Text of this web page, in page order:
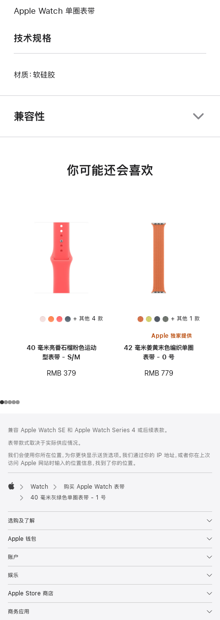
Apple Watch 单圈表带
技术规格
材质：软硅胶
兼容性
你可能还会喜欢
+ 其他 4 款
40 毫米亮番石榴粉色运动
型表带 - S/M
RMB 379
+ 其他 1 款
Apple 独家提供
42 毫米姜黄末色编织单圈
表带 - 0 号
RMB 779
页
页
脚
注
兼容 Apple Watch SE 和 Apple Watch Series 4 或后续表款。
表带款式取决于实际供应情况。
我们会使用你所在位置，为你更快显示送货选项。我们通过你的 IP 地址，或者你在上次
访问 Apple 网站时输入的位置信息，找到了你的位置。
Apple
Watch
购买 Apple Watch 表带
40 毫米灰绿色单圈表带 - 1 号
选购及了解
Apple 钱包
账户
娱乐
Apple Store 商店
商务应用